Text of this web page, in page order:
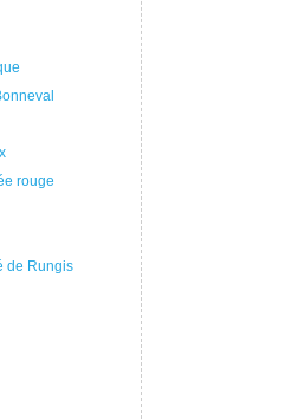
rouge
de Rungis